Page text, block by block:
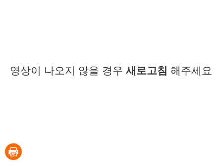
영상이 나오지 않을 경우 새로고침 해주세요